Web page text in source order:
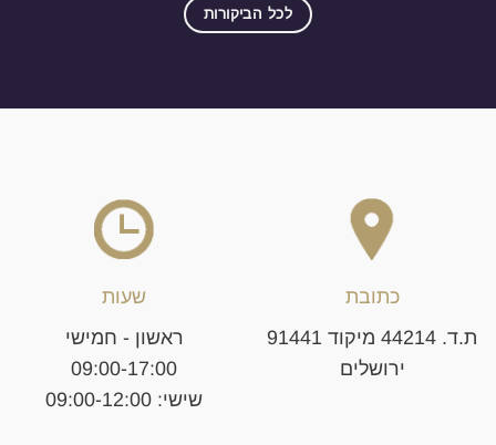
לכל הביקורות
כתובת
ת.ד. 44214 מיקוד 91441
ירושלים
שעות
ראשון - חמישי
09:00-17:00
שישי: 09:00-12:00